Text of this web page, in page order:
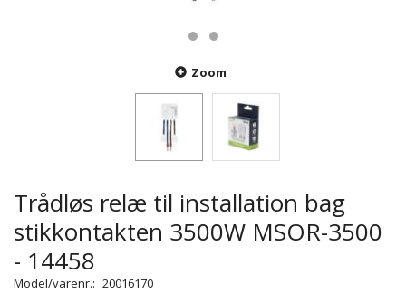
Zoom
Trådløs relæ til installation bag
stikkontakten 3500W MSOR-3500
- 14458
Model/varenr.: 20016170